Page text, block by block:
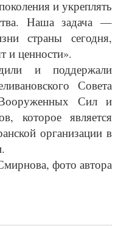
и укреплять
Наша задача —
страны сегодня,
и ценности».
и поддержали
Совета
Сил и
которое является
организации в
фото автора